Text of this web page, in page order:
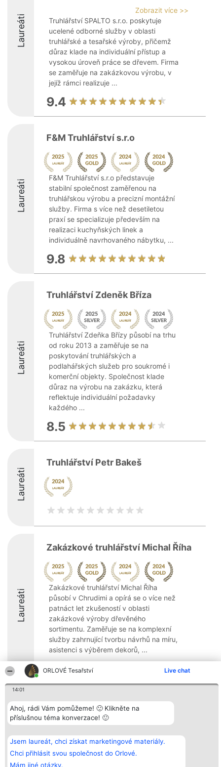
ORLOVÉ Tesařství Live chat
14:01
Ahoj, rádi Vám pomůžeme! 🙂 Klikněte na
příslušnou téma konverzace! 🙂
Jsem laureát, chci získat marketingové materiály.
Chci přihlásit svou společnost do Orlové.
Mám jiné otázky.
Laureáti
Zobrazit více >>
Truhlářství SPALTO s.r.o. poskytuje
ucelené odborné služby v oblasti
truhlářské a tesařské výroby, přičemž
důraz klade na individuální přístup a
vysokou úroveň práce se dřevem. Firma
se zaměřuje na zakázkovou výrobu, v
jejíž rámci realizuje ...
9.4
Laureáti
F&M Truhlářství s.r.o
F&M Truhlářství s.r.o představuje
stabilní společnost zaměřenou na
truhlářskou výrobu a precizní montážní
služby. Firma s více než desetiletou
praxí se specializuje především na
realizaci kuchyňských linek a
individuálně navrhovaného nábytku, ...
9.8
Laureáti
Truhlářství Zdeněk Bříza
Truhlářství Zdeňka Břízy působí na trhu
od roku 2013 a zaměřuje se na
poskytování truhlářských a
podlahářských služeb pro soukromé i
komerční objekty. Společnost klade
důraz na výrobu na zakázku, která
reflektuje individuální požadavky
každého ...
8.5
Laureáti
Truhlářství Petr Bakeš
Laureáti
Zakázkové truhlářství Michal Říha
Zakázkové truhlářství Michal Říha
působí v Chrudimi a opírá se o více než
patnáct let zkušeností v oblasti
zakázkové výroby dřevěného
sortimentu. Zaměřuje se na komplexní
služby zahrnující tvorbu návrhů na míru,
asistenci s výběrem dekorů, ...
9
Organizátor hlasování
Bright Side Solutions sp. z o.
o. sp. k.
ul. Ruska 22
KRS 0000749100 | Regon
381313360 | NIP 8943132676
Plebiscyt
Vítězové
Seznam všech
laureátů
Pravidla
ochrany
Kontakt